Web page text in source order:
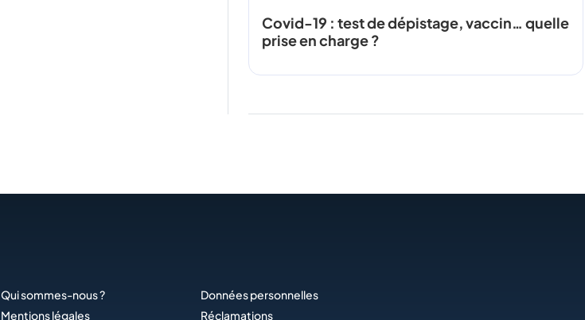
Covid-19 : test de dépistage, vaccin… quelle
prise en charge ?
Qui sommes-nous ?
Mentions légales
Données personnelles
Réclamations